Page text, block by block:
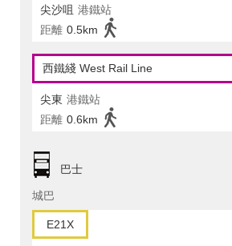
尖沙咀 港鐵站
距離 0.5km
西鐵綫 West Rail Line
尖東 港鐵站
距離 0.6km
巴士
城巴
E21X